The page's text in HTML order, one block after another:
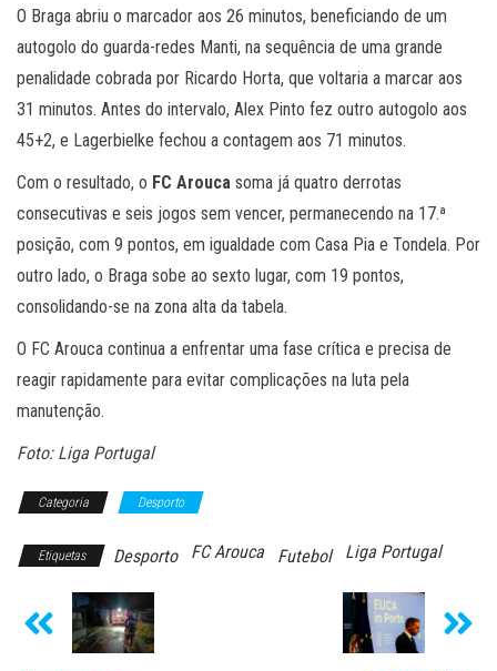
O Braga abriu o marcador aos 26 minutos, beneficiando de um
autogolo do guarda-redes Manti, na sequência de uma grande
penalidade cobrada por Ricardo Horta, que voltaria a marcar aos
31 minutos. Antes do intervalo, Alex Pinto fez outro autogolo aos
45+2, e Lagerbielke fechou a contagem aos 71 minutos.
Com o resultado, o FC Arouca soma já quatro derrotas
consecutivas e seis jogos sem vencer, permanecendo na 17.ª
posição, com 9 pontos, em igualdade com Casa Pia e Tondela. Por
outro lado, o Braga sobe ao sexto lugar, com 19 pontos,
consolidando-se na zona alta da tabela.
O FC Arouca continua a enfrentar uma fase crítica e precisa de
reagir rapidamente para evitar complicações na luta pela
manutenção.
Foto: Liga Portugal
Categoria Desporto
Etiquetas Desporto FC Arouca Futebol Liga Portugal